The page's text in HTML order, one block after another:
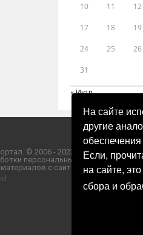
На сайте
другие
Если,
на сайте,
сбора и
10 11 12
17 18 19
24 25 26
31
« Июл
© 2006 - 2023 ООО «Пресса-
персональных данных ООО
с сайта «ЗОРИ ПЛЮС».